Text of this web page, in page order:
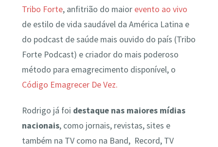
Tribo Forte, anfitrião do maior evento ao vivo
de estilo de vida saudável da América Latina e
do podcast de saúde mais ouvido do país (Tribo
Forte Podcast) e criador do mais poderoso
método para emagrecimento disponível, o
Código Emagrecer De Vez.
Rodrigo já foi destaque nas maiores mídias
nacionais, como jornais, revistas, sites e
também na TV como na Band, Record, TV